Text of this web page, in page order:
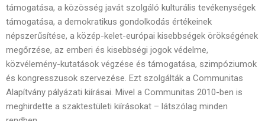
támogatása, a közösség javát szolgáló kulturális tevékenységek
támogatása, a demokratikus gondolkodás értékeinek
népszerűsítése, a közép-kelet-európai kisebbségek örökségének
megőrzése, az emberi és kisebbségi jogok védelme,
közvélemény-kutatások végzése és támogatása, szimpóziumok
és kongresszusok szervezése. Ezt szolgálták a Communitas
Alapítvány pályázati kiírásai. Mivel a Communitas 2010-ben is
meghirdette a szaktestületi kiírásokat – látszólag minden